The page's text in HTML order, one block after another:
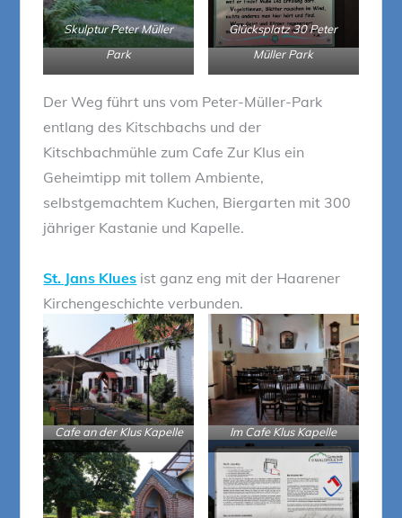
Skulptur Peter Müller
Park
Glücksplatz 30 Peter
Müller Park
Der Weg führt uns vom Peter-Müller-Park
entlang des Kitschbachs und der
Kitschbachmühle zum Cafe Zur Klus ein
Geheimtipp mit tollem Ambiente,
selbstgemachtem Kuchen, Biergarten mit 300
jähriger Kastanie und Kapelle.
St. Jans Klues ist ganz eng mit der Haarener
Kirchengeschichte verbunden.
Cafe an der Klus Kapelle Im Cafe Klus Kapelle